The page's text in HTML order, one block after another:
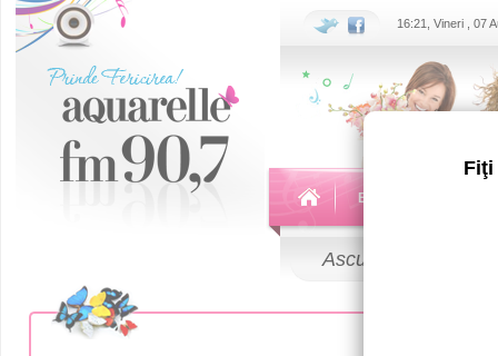
Fiţi
16:21, Vineri , 07
Echipa
Ascultă